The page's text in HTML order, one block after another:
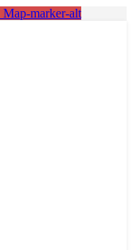
Map-marker-alt